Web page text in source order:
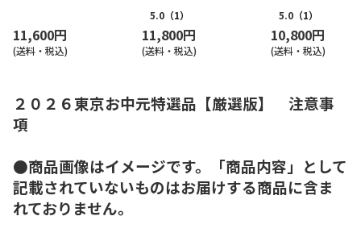
11,600円
(送料・税込)
5.0 （1）
11,800円
(送料・税込)
5.0 （1）
10,800円
(送料・税込)
２０２６東京お中元特選品【厳選版】 注意事
項
●商品画像はイメージです。「商品内容」として
記載されていないものはお届けする商品に含ま
れておりません。